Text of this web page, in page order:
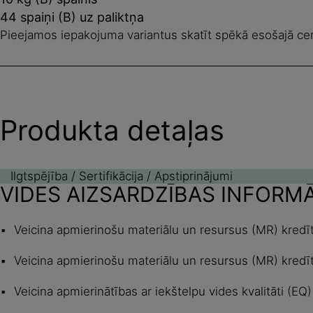
44 spaiņi (B) uz paliktņa
Pieejamos iepakojuma variantus skatīt spēkā esošajā
Produkta detaļas
Ilgtspējība / Sertifikācija / Apstiprinājumi
VIDES AIZSARDZĪBAS
Veicina apmierinošu materiālu un resursus (MR)
Veicina apmierinošu materiālu un resursus (MR)
Veicina apmierinātības ar iekštelpu vides kvalitāti